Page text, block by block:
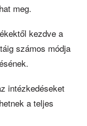
meg.
kezdve a
számos módja
intézkedéseket
a teljes